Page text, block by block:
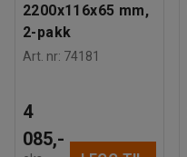
2200x116x65 mm,
2-pakk
Art. nr: 74181
4
085,-